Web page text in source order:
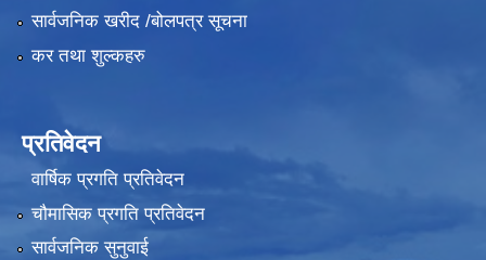
सार्वजनिक खरीद /बोलपत्र सूचना
कर तथा शुल्कहरु
प्रतिवेदन
वार्षिक प्रगति प्रतिवेदन
चौमासिक प्रगति प्रतिवेदन
सार्वजनिक सुनुवाई